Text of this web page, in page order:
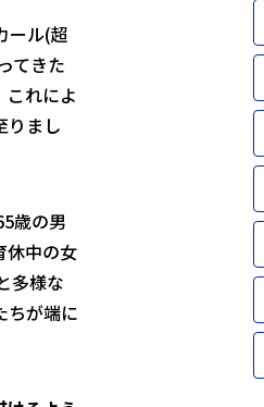
ール(超
てきた
これによ
りまし
歳の男
休中の女
多様な
ちが端に